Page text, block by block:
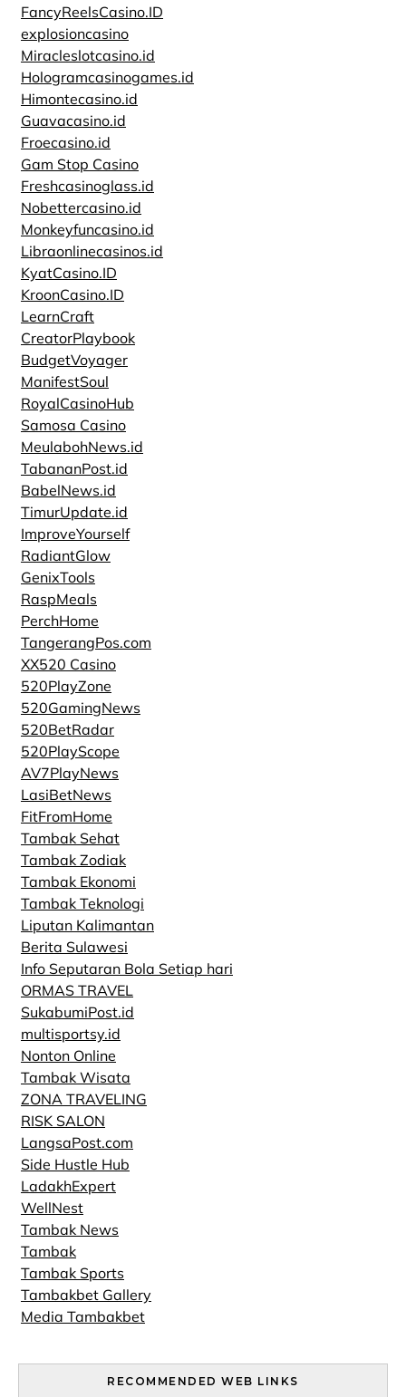
FancyReelsCasino.ID
explosioncasino
Miracleslotcasino.id
Hologramcasinogames.id
Himontecasino.id
Guavacasino.id
Froecasino.id
Gam Stop Casino
Freshcasinoglass.id
Nobettercasino.id
Monkeyfuncasino.id
Libraonlinecasinos.id
KyatCasino.ID
KroonCasino.ID
LearnCraft
CreatorPlaybook
BudgetVoyager
ManifestSoul
RoyalCasinoHub
Samosa Casino
MeulabohNews.id
TabananPost.id
BabelNews.id
TimurUpdate.id
ImproveYourself
RadiantGlow
GenixTools
RaspMeals
PerchHome
TangerangPos.com
XX520 Casino
520PlayZone
520GamingNews
520BetRadar
520PlayScope
AV7PlayNews
LasiBetNews
FitFromHome
Tambak Sehat
Tambak Zodiak
Tambak Ekonomi
Tambak Teknologi
Liputan Kalimantan
Berita Sulawesi
Info Seputaran Bola Setiap hari
ORMAS TRAVEL
SukabumiPost.id
multisportsy.id
Nonton Online
Tambak Wisata
ZONA TRAVELING
RISK SALON
LangsaPost.com
Side Hustle Hub
LadakhExpert
WellNest
Tambak News
Tambak
Tambak Sports
Tambakbet Gallery
Media Tambakbet
RECOMMENDED WEB LINKS